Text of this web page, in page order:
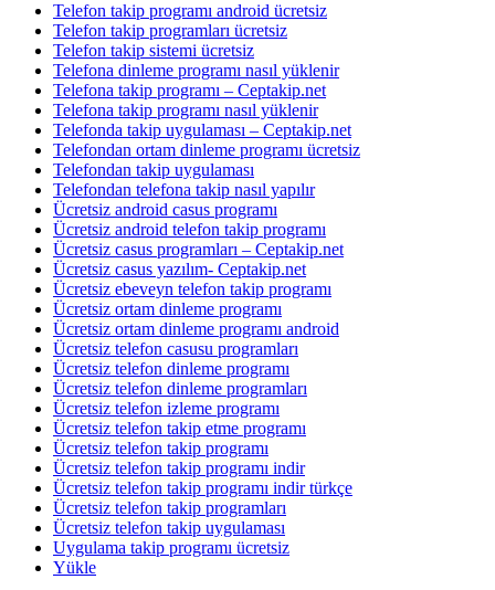
Telefon takip programı android ücretsiz
Telefon takip programları ücretsiz
Telefon takip sistemi ücretsiz
Telefona dinleme programı nasıl yüklenir
Telefona takip programı – Ceptakip.net
Telefona takip programı nasıl yüklenir
Telefonda takip uygulaması – Ceptakip.net
Telefondan ortam dinleme programı ücretsiz
Telefondan takip uygulaması
Telefondan telefona takip nasıl yapılır
Ücretsiz android casus programı
Ücretsiz android telefon takip programı
Ücretsiz casus programları – Ceptakip.net
Ücretsiz casus yazılım- Ceptakip.net
Ücretsiz ebeveyn telefon takip programı
Ücretsiz ortam dinleme programı
Ücretsiz ortam dinleme programı android
Ücretsiz telefon casusu programları
Ücretsiz telefon dinleme programı
Ücretsiz telefon dinleme programları
Ücretsiz telefon izleme programı
Ücretsiz telefon takip etme programı
Ücretsiz telefon takip programı
Ücretsiz telefon takip programı indir
Ücretsiz telefon takip programı indir türkçe
Ücretsiz telefon takip programları
Ücretsiz telefon takip uygulaması
Uygulama takip programı ücretsiz
Yükle